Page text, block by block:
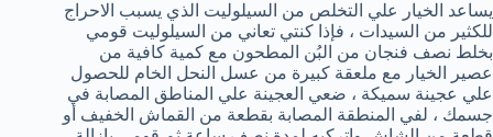
يساعد الخيار علي التخلص من السيلوليت الذي يسبب الاحراج
للكثير من السيدات ، فإذا كنتي تعاني من السيلوليت قومي
بخلط نصف فنجان من البُن المطحون مع كمية كافية من
عصير الخيار مع ملعقة كبيرة من عسل النحل الخام للحصول
علي عجينة سميكة ، ضعي العجينة علي المناطق المصابة في
جسمك ، لفي المنطقة المصابة بقطعة من القماش الخفيف أو